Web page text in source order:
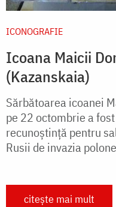
ICONOGRAFIE
Icoana Maicii
(Kazanskaia)
Sărbătoarea icoanei
pe 22 octombrie a
recunoștință pentru
Rusii de invazia
citește mai mult